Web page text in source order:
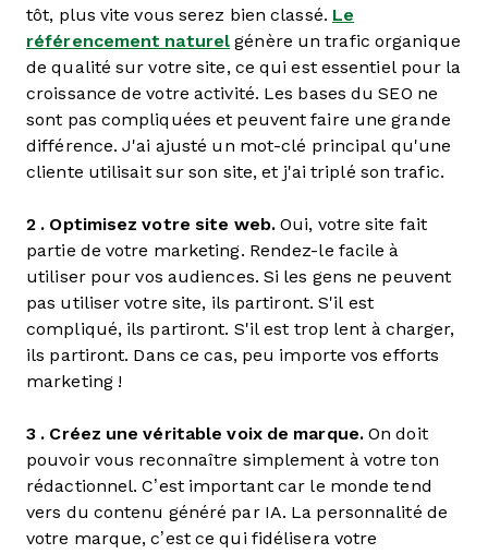
tôt, plus vite vous serez bien classé. Le
référencement naturel génère un trafic organique
de qualité sur votre site, ce qui est essentiel pour la
croissance de votre activité. Les bases du SEO ne
sont pas compliquées et peuvent faire une grande
différence. J'ai ajusté un mot-clé principal qu'une
cliente utilisait sur son site, et j'ai triplé son trafic.
2 . Optimisez votre site web. Oui, votre site fait
partie de votre marketing. Rendez-le facile à
utiliser pour vos audiences. Si les gens ne peuvent
pas utiliser votre site, ils partiront. S'il est
compliqué, ils partiront. S'il est trop lent à charger,
ils partiront. Dans ce cas, peu importe vos efforts
marketing !
3 . Créez une véritable voix de marque.On doit
pouvoir vous reconnaître simplement à votre ton
rédactionnel. C’est important car le monde tend
vers du contenu généré par IA. La personnalité de
votre marque, c’est ce qui fidélisera votre